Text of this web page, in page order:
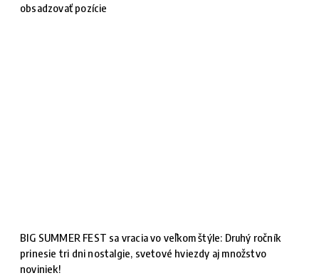
obsadzovať pozície
BIG SUMMER FEST sa vracia vo veľkom štýle: Druhý ročník
prinesie tri dni nostalgie, svetové hviezdy aj množstvo
noviniek!